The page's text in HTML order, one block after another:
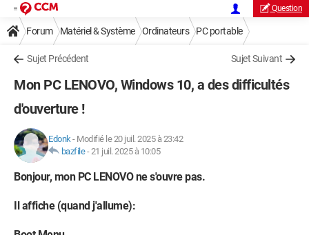
Question
Forum Matériel & Système Ordinateurs PC portable
Sujet Précédent Sujet Suivant
Mon PC LENOVO, Windows 10, a des difficultés
d'ouverture !
Edonk- Modifié le 20 juil. 2025 à 23:42
bazfile-21 juil. 2025 à 10:05
Bonjour, mon PC LENOVO ne s'ouvre pas.
Il affiche (quand j'allume):